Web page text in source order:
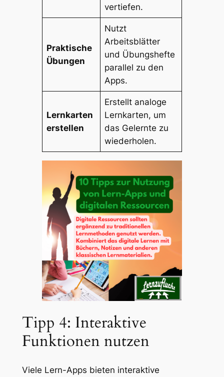
vertiefen.
Praktische
Übungen
Nutzt
Arbeitsblätter
und Übungshefte
parallel zu den
Apps.
Lernkarten
erstellen
Erstellt analoge
Lernkarten, um
das Gelernte zu
wiederholen.
Tipp 4: Interaktive
Funktionen nutzen
Viele Lern-Apps bieten interaktive